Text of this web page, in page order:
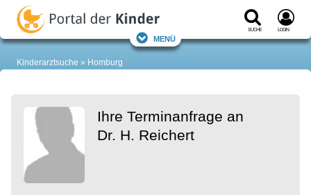
Suche Login
Menü
Kinderarztsuche Homburg
Ihre Terminanfrage an
Dr. H. Reichert